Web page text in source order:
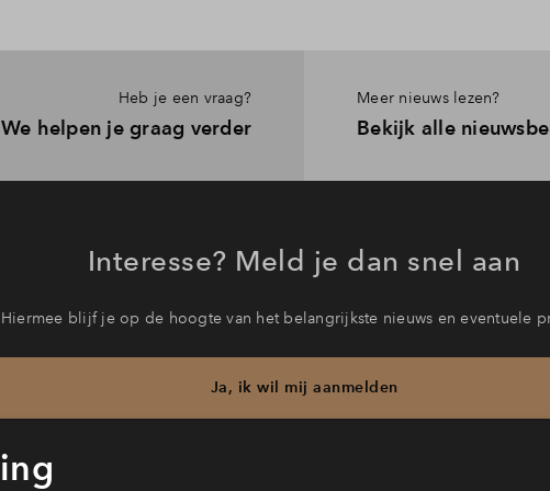
Heb je een vraag?
We helpen je graag verder
Meer nieuws lezen?
Bekijk alle
Interesse? Meld je dan snel aan
Hiermee blijf je op de hoogte van het belangrijkste nieuws en eventuele
Ja, ik wil mij aanmelden
Heb je een vraag en wil je direct antwoord? Bel ons op